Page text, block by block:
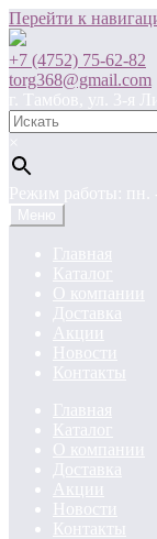
Перейти к
+7 (4752) 75-62-82
torg368@gmail.com
г. Тамбов, ул. 3-я
×
Режим работы: пн.
Меню
Главная
Каталог
О компании
Доставка
Акции
Новости
Контакты
Главная
Каталог
О компании
Доставка
Акции
Новости
Контакты